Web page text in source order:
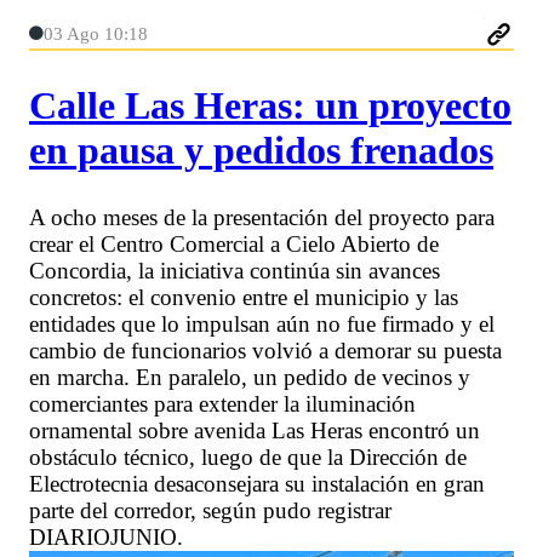
03 Ago 10:18
Calle Las Heras: un proyecto
en pausa y pedidos frenados
A ocho meses de la presentación del proyecto para
crear el Centro Comercial a Cielo Abierto de
Concordia, la iniciativa continúa sin avances
concretos: el convenio entre el municipio y las
entidades que lo impulsan aún no fue firmado y el
cambio de funcionarios volvió a demorar su puesta
en marcha. En paralelo, un pedido de vecinos y
comerciantes para extender la iluminación
ornamental sobre avenida Las Heras encontró un
obstáculo técnico, luego de que la Dirección de
Electrotecnia desaconsejara su instalación en gran
parte del corredor, según pudo registrar
DIARIOJUNIO.